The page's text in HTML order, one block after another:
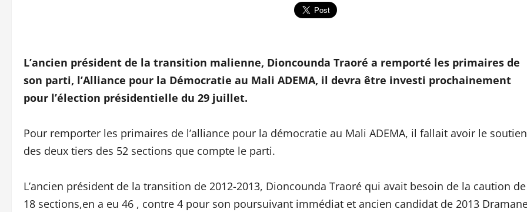
L’ancien président de la transition malienne, Dioncounda Traoré a remporté les primaires de
son parti, l’Alliance pour la Démocratie au Mali ADEMA, il devra être investi prochainement
pour l’élection présidentielle du 29 juillet.
Pour remporter les primaires de l’alliance pour la démocratie au Mali ADEMA, il fallait avoir le soutien
des deux tiers des 52 sections que compte le parti.
L’ancien président de la transition de 2012-2013, Dioncounda Traoré qui avait besoin de la caution de
18 sections,en a eu 46 , contre 4 pour son poursuivant immédiat et ancien candidat de 2013